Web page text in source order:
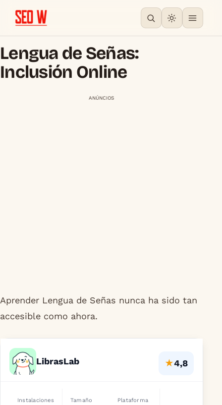
Lengua de Señas:
Inclusión Online
ANÚNCIOS
Aprender Lengua de Señas nunca ha sido tan
accesible como ahora.
LibrasLab ★4,8
Instalaciones Tamaño Plataforma